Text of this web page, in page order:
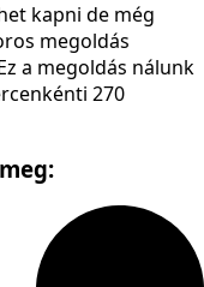
kapni de még
megoldás
a megoldás nálunk
270